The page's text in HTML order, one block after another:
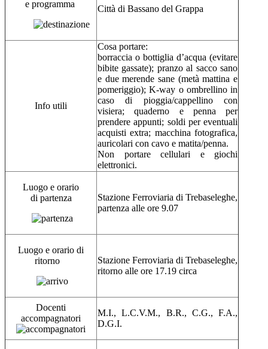
e programma
Città di Bassano del Grappa
Info utili
Cosa portare:
borraccia o bottiglia d’acqua (evitare
bibite gassate); pranzo al sacco sano
e due merende sane (metà mattina e
pomeriggio); K-way o ombrellino in
caso di pioggia/cappellino con
visiera; quaderno e penna per
prendere appunti; soldi per eventuali
acquisti extra; macchina fotografica,
auricolari con cavo e matita/penna.
Non portare cellulari e giochi
elettronici.
Luogo e orario
di partenza
Stazione Ferroviaria di Trebaseleghe,
partenza alle ore 9.07
Luogo e orario di
ritorno
Stazione Ferroviaria di Trebaseleghe,
ritorno alle ore 17.19 circa
Docenti
accompagnatori
M.I., L.C.V.M., B.R., C.G., F.A.,
D.G.I.